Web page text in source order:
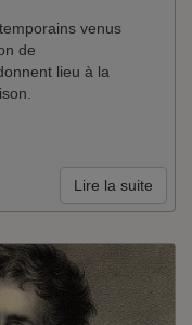
venus
de
lieu à la
Lire la suite